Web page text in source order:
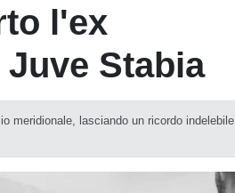
l'ex
Stabia
meridionale, lasciando un ricordo indelebile